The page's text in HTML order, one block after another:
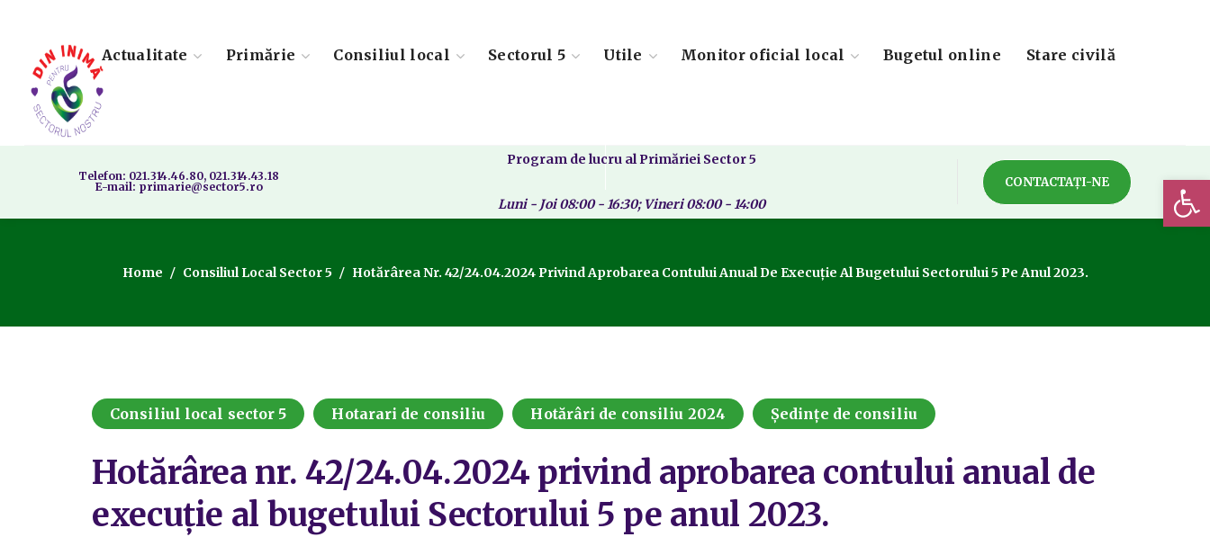
Actualitate Primărie Consiliul local Sectorul 5 Utile Monitor oficial local Bugetul online Stare civilă
Telefon: 021.314.46.80, 021.314.43.18
E-mail: primarie@sector5.ro
Program de lucru al Primăriei Sector 5
Luni - Joi 08:00 - 16:30; Vineri 08:00 - 14:00
CONTACTAȚI-NE
Home Consiliul Local Sector 5 Hotărârea Nr. 42/24.04.2024 Privind Aprobarea Contului Anual De Execuție Al Bugetului Sectorului 5 Pe Anul 2023.
Consiliul local sector 5 Hotarari de consiliu Hotărâri de consiliu 2024 Ședințe de consiliu
Hotărârea nr. 42/24.04.2024 privind aprobarea contului anual de
execuție al bugetului Sectorului 5 pe anul 2023.